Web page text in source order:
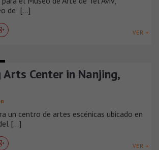
de [...]
VER +
Center in Nanjing,
un centro de artes escénicas ubicado en
[...]
VER +